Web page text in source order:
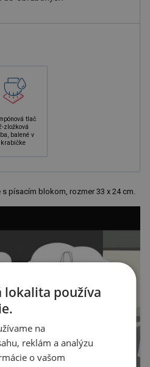
tlač
zložková
balené v
krabičke
písacím blokom, rozmer 33 x 24 cm.
lokalita používa
na
reklám a analýzu
o vašom